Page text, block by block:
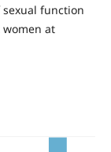
function
at